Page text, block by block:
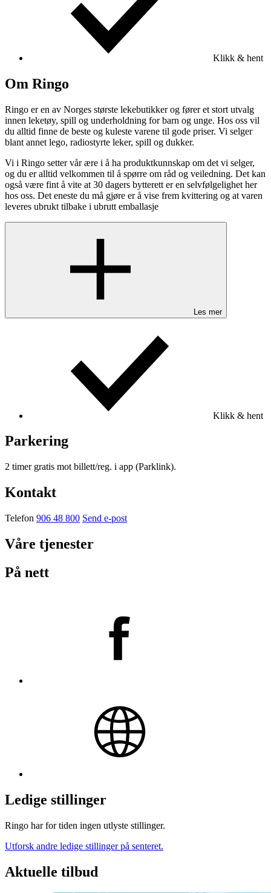
Klikk & hent
Om Ringo
Ringo er en av Norges største lekebutikker og fører et stort utvalg
innen leketøy, spill og underholdning for barn og unge. Hos oss vil
du alltid finne de beste og kuleste varene til gode priser. Vi selger
blant annet lego, radiostyrte leker, spill og dukker.
Vi i Ringo setter vår ære i å ha produktkunnskap om det vi selger,
og du er alltid velkommen til å spørre om råd og veiledning. Det kan
også være fint å vite at 30 dagers bytterett er en selvfølgelighet her
hos oss. Det eneste du må gjøre er å vise frem kvittering og at varen
leveres ubrukt tilbake i ubrutt emballasje
Les mer
Klikk & hent
Parkering
2 timer gratis mot billett/reg. i app (Parklink).
Kontakt
Telefon 906 48 800 Send e-post
Våre tjenester
På nett
Ledige stillinger
Ringo har for tiden ingen utlyste stillinger.
Utforsk andre ledige stillinger på senteret.
Aktuelle tilbud